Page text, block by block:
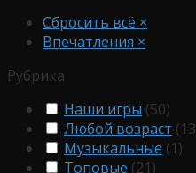
Сбросить всё ×
Впечатления ×
Рубрика
Наши игры (50)
Любой возраст (13
Музыкальные (1)
Топовые (21)